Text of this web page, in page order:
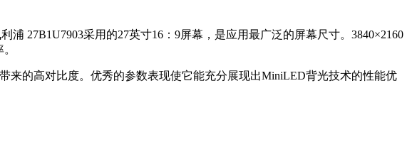
27B1U7903采用的27英寸16：9屏幕，是应用最广泛的屏幕尺寸。3840×2160
来的高对比度。优秀的参数表现使它能充分展现出MiniLED背光技术的性能优